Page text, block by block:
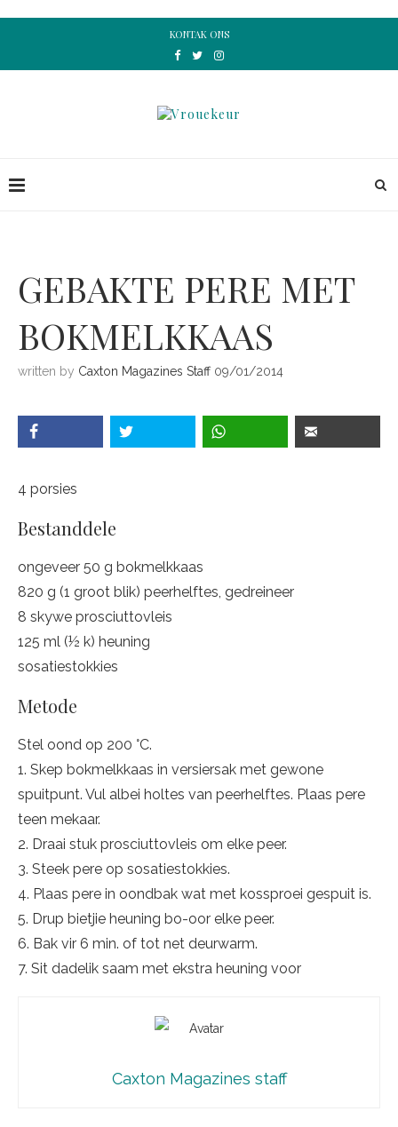
KONTAK ONS
GEBAKTE PERE MET
BOKMELKKAAS
written by Caxton Magazines Staff 09/01/2014
4 porsies
Bestanddele
ongeveer 50 g bokmelkkaas
820 g (1 groot blik) peerhelftes, gedreineer
8 skywe prosciuttovleis
125 ml (½ k) heuning
sosatiestokkies
Metode
Stel oond op 200 °C.
1. Skep bokmelkkaas in versiersak met gewone
spuitpunt. Vul albei holtes van peerhelftes. Plaas pere
teen mekaar.
2. Draai stuk prosciuttovleis om elke peer.
3. Steek pere op sosatiestokkies.
4. Plaas pere in oondbak wat met kossproei gespuit is.
5. Drup bietjie heuning bo-oor elke peer.
6. Bak vir 6 min. of tot net deurwarm.
7. Sit dadelik saam met ekstra heuning voor
Caxton Magazines staff